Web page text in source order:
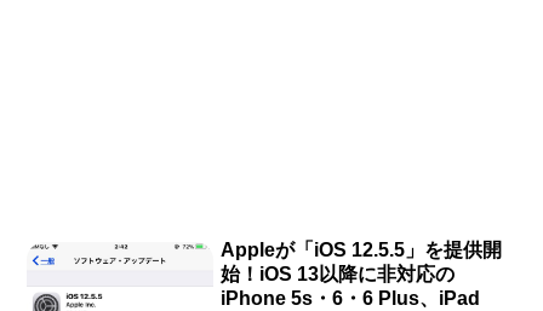
Appleが「iOS 12.5.5」を提供開
始！iOS 13以降に非対応の
iPhone 5s・6・6 Plus、iPad